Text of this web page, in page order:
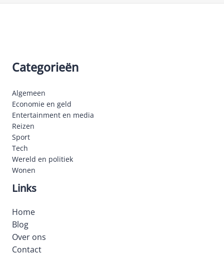
Categorieën
Algemeen
Economie en geld
Entertainment en media
Reizen
Sport
Tech
Wereld en politiek
Wonen
Links
Home
Blog
Over ons
Contact